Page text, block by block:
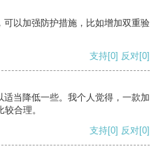
以加强防护措施，比如增加双重验
支持[0] 反对[0]
当降低一些。我个人觉得，一款加
合理。
支持[0] 反对[0]